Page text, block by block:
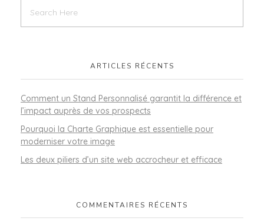
ARTICLES RÉCENTS
Comment un Stand Personnalisé garantit la différence et
l’impact auprès de vos prospects
Pourquoi la Charte Graphique est essentielle pour
moderniser votre image
Les deux piliers d’un site web accrocheur et efficace
COMMENTAIRES RÉCENTS